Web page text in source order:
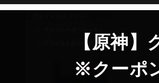
【原神
※クーポ